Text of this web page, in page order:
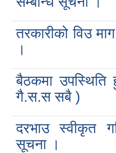
तरकारीको विउ
।
बैठकमा उपस्थिति
गै.स.स सबै )
दरभाउ स्वीकृत
सूचना ।